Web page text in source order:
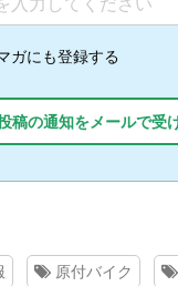
ガにも登録する
稿の通知をメールで受
原付バイク